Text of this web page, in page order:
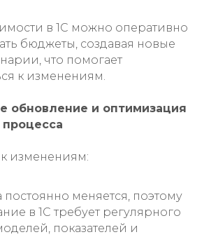
в 1С можно оперативно
бюджеты, создавая новые
что помогает
к изменениям.
обновление и оптимизация
изменениям:
постоянно меняется, поэтому
в 1С требует регулярного
показателей и